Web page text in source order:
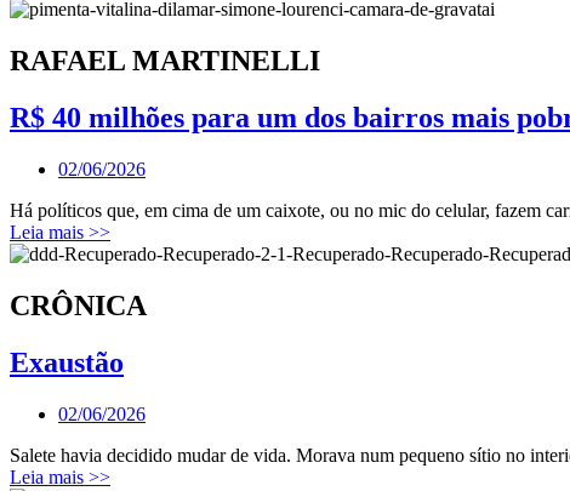
RAFAEL MARTINELLI
R$ 40 milhões para um dos bairros mais
02/06/2026
Há políticos que, em cima de um caixote, ou no mic do celular, fazem
Leia mais >>
CRÔNICA
Exaustão
02/06/2026
Salete havia decidido mudar de vida. Morava num pequeno sítio no
Leia mais >>